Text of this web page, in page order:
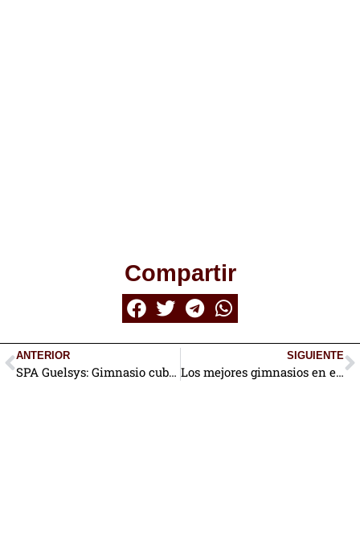
Compartir
ANTERIOR
SPA Guelsys: Gimnasio cubano para mujeres
SIGUIENTE
Los mejores gimnasios en el Vedado